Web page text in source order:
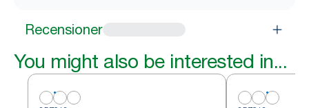
Recensioner
You might also be interested in...